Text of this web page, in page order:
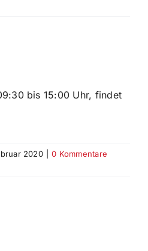
bis 15:00 Uhr, findet
2020
0 Kommentare